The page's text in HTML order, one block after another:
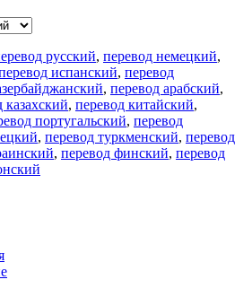
русский, перевод немецкий,
испанский, перевод
, перевод арабский,
казахский, перевод китайский,
португальский, перевод
, перевод туркменский, перевод
, перевод финский, перевод